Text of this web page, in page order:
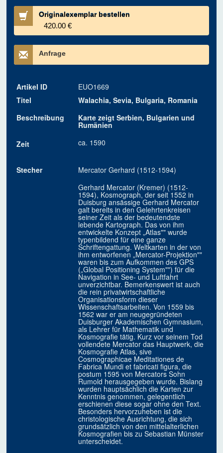
Originalexemplar bestellen
420.00 €
Anfrage
Artikel ID
EUO1669
Titel
Walachia, Sevia, Bulgaria, Romania
Beschreibung
Karte zeigt Serbien, Bulgarien und
Rumänien
Zeit
ca. 1590
Stecher
Mercator Gerhard (1512-1594)
Gerhard Mercator (Kremer) (1512-
1594), Kosmograph, der seit 1552 in
Duisburg ansässige Gerhard Mercator
galt bereits in den Gelehrtenkreisen
seiner Zeit als der bedeutendste
lebende Kartograph. Das von ihm
entwickelte Konzept „Atlas"" wurde
typenbildend für eine ganze
Schriftengattung. Weltkarten in der von
ihm entworfenen „Mercator-Projektion""
waren bis zum Aufkommen des GPS
(„Global Positioning System"") für die
Navigation in See- und Luftfahrt
unverzichtbar. Bemerkenswert ist auch
die rein privatwirtschaftliche
Organisationsform dieser
Wissenschaftsarbeiten. Von 1559 bis
1562 war er am neugegründeten
Duisburger Akademischen Gymnasium,
als Lehrer für Mathematik und
Kosmografie tätig. Kurz vor seinem Tod
vollendete Mercator das Hauptwerk, die
Kosmografie Atlas, sive
Cosmographicae Meditationes de
Fabrica Mundi et fabricati figura, die
postum 1595 von Mercators Sohn
Rumold herausgegeben wurde. Bislang
wurden hauptsächlich die Karten zur
Kenntnis genommen, gelegentlich
erschienen diese sogar ohne den Text.
Besonders hervorzuheben ist die
christologische Ausrichtung, die sich
grundsätzlich von den mittelalterlichen
Kosmografien bis zu Sebastian Münster
unterscheidet.